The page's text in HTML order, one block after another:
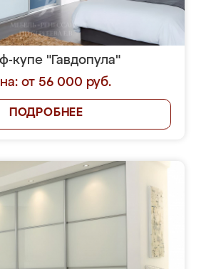
купе "Гавдопула"
от 56 000 руб.
ПОДРОБНЕЕ